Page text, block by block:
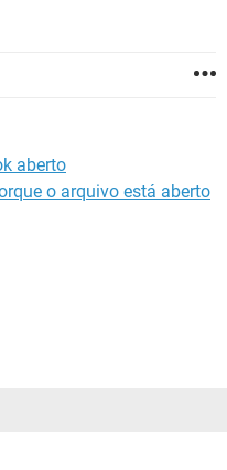
aberto
o arquivo está aberto